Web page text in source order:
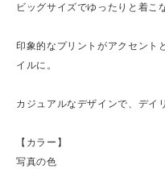
ビッグサイズでゆったりと着こ
印象的なプリントがアクセント
イルに。
カジュアルなデザインで、デイ
【カラー】
写真の色